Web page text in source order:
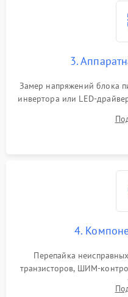
3.
Замер напряжений блока
инвертора или LED-
питания скалера и
4.
Перепайка
транзисторов, ШИМ-
памяти при программных
разборка матрицы и